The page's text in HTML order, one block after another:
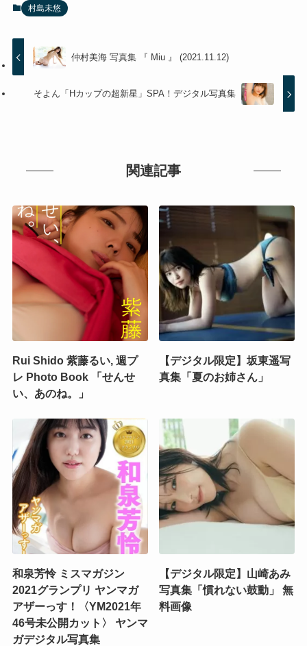
村島未悠
仲村美海 写真集 『 Miu 』 (2021.11.12)
そよん「Hカップの超新星」SPA！デジタル写真集
関連記事
Rui Shido 紫藤るい, 週プ
レ Photo Book 「せんせ
い、あのね。」
【デジタル限定】坂東遥写
真集「夏のお姉さん」
和泉芳怜 ミスマガジン
2021グランプリ ヤンマガ
アザーっす！〈YM2021年
46号未公開カット〉 ヤンマ
ガデジタル写真集
【デジタル限定】山崎あみ
写真集「慣れない鼓動」 無
料画像